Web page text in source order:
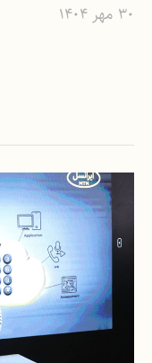
۳۰ مهر ۱۴۰۴